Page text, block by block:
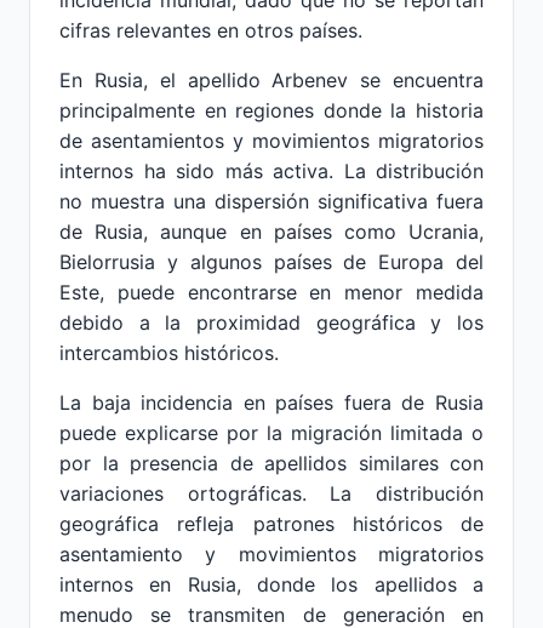
cifras relevantes en otros países.
En Rusia, el apellido Arbenev se encuentra
principalmente en regiones donde la historia
de asentamientos y movimientos migratorios
internos ha sido más activa. La distribución
no muestra una dispersión significativa fuera
de Rusia, aunque en países como Ucrania,
Bielorrusia y algunos países de Europa del
Este, puede encontrarse en menor medida
debido a la proximidad geográfica y los
intercambios históricos.
La baja incidencia en países fuera de Rusia
puede explicarse por la migración limitada o
por la presencia de apellidos similares con
variaciones ortográficas. La distribución
geográfica refleja patrones históricos de
asentamiento y movimientos migratorios
internos en Rusia, donde los apellidos a
menudo se transmiten de generación en